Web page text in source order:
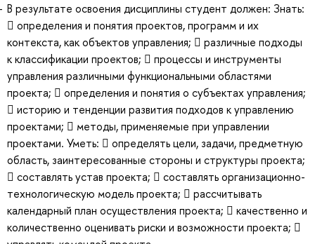
В результате освоения дисциплины студент должен: Знать:
 определения и понятия проектов, программ и их
контекста, как объектов управления;  различные подходы
к классификации проектов;  процессы и инструменты
управления различными функциональными областями
проекта;  определения и понятия о субъектах управления;
 историю и тенденции развития подходов к управлению
проектами;  методы, применяемые при управлении
проектами. Уметь:  определять цели, задачи, предметную
область, заинтересованные стороны и структуры проекта;
 составлять устав проекта;  составлять организационно-
технологическую модель проекта;  рассчитывать
календарный план осуществления проекта;  качественно и
количественно оценивать риски и возможности проекта; 